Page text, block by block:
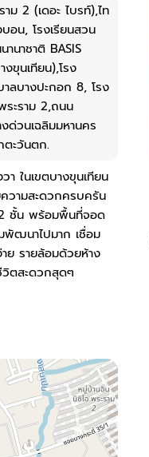
ม 2 (เดอะ ไบรท์),ไท
อน, โรงเรียนสวน
นาชาติ BASIS
ขุนเทียน),โรง
ลบางปะกอก 8, โรง
ระราม 2,ถนน
ด่วนเฉลิมมหานคร
ตะวันตก.
ในเขตบางขุนเทียน
วามสะดวกครบครัน
2 ชั้น พร้อมพื้นที่จอด
พัฒนาไปมาก เชื่อม
ย รายล้อมด้วยห้าง
วิตสะดวกสุดๆ